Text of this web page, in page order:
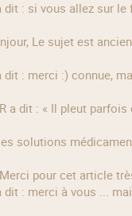
Merci pour cet article